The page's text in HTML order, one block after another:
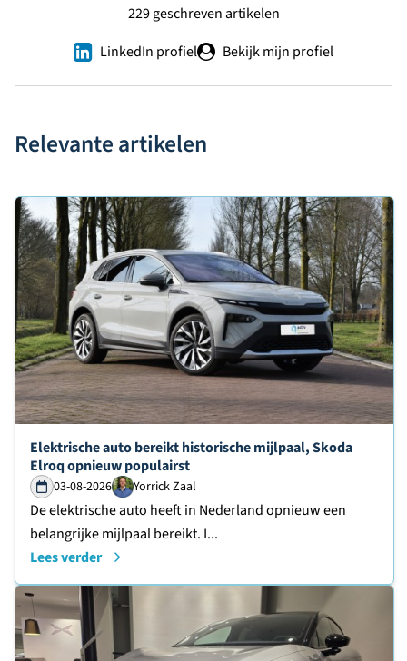
229 geschreven artikelen
LinkedIn profiel
Bekijk mijn profiel
Relevante artikelen
Lees verder over
Elektrische auto bereikt historische mijlpaal, Skoda
Elroq opnieuw populairst
03-08-2026 Yorrick Zaal
De elektrische auto heeft in Nederland opnieuw een
belangrijke mijlpaal bereikt. I...
Lees verder